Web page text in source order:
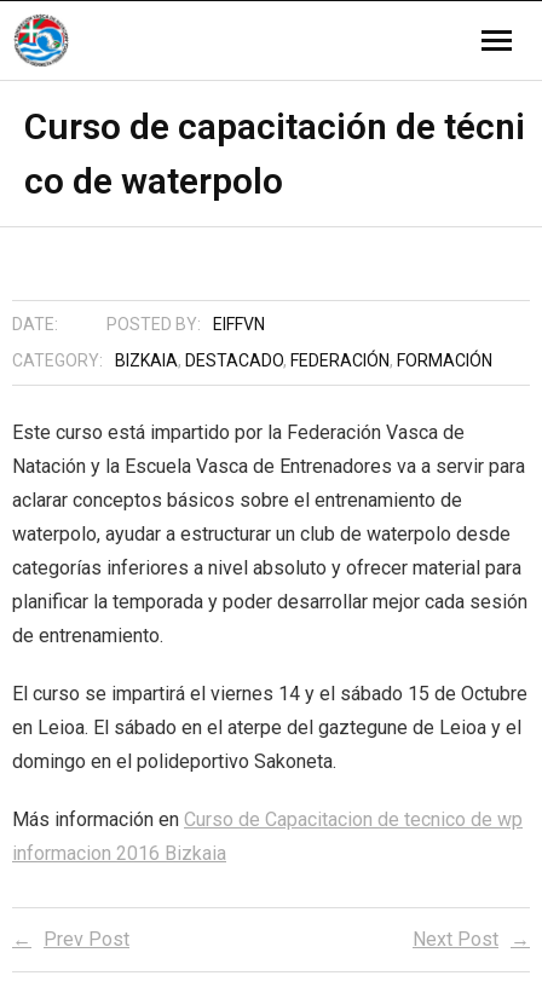
FEDERAZIOA
- Gobernu-organoak
- - Asamblea
- Reglamentos
- Clubs
- Berdintasuna
- Salaketa bideak
MODALITATEAK
- Igeriketa Artistikoa
- - Zirkularrak
- - Gida eta Mailen Emaitzak
- - Egutegia
- - Emaitzak
- - Markak
- - Sailkapenak
- Urpolo
- - Egutegiak
- - Zirkularrak
- - Tecnifikazioak
- Salbamendu eta Sorospena
EPAILEAK
- Arbitros Reglamentos
- Ventas
HEZIKETA
- Formación
- <img src="http://eif-fvn.org/wp-
content/plugins/qtranslate-x/flags/es.png"
alt="Castellano" /> Castellano
- <img src="http://eif-fvn.org/wp-
content/plugins/qtranslate-
Curso de capacitación de técni
co de waterpolo
DATE: POSTED BY:
EIFFVN
CATEGORY:
BIZKAIA, DESTACADO, FEDERACIÓN, FORMACIÓN
Este curso está impartido por la Federación Vasca de
Natación y la Escuela Vasca de Entrenadores va a servir para
aclarar conceptos básicos sobre el entrenamiento de
waterpolo, ayudar a estructurar un club de waterpolo desde
categorías inferiores a nivel absoluto y ofrecer material para
planificar la temporada y poder desarrollar mejor cada sesión
de entrenamiento.
El curso se impartirá el viernes 14 y el sábado 15 de Octubre
en Leioa. El sábado en el aterpe del gaztegune de Leioa y el
domingo en el polideportivo Sakoneta.
Más información en Curso de Capacitacion de tecnico de wp
informacion 2016 Bizkaia
Prev Post Next Post